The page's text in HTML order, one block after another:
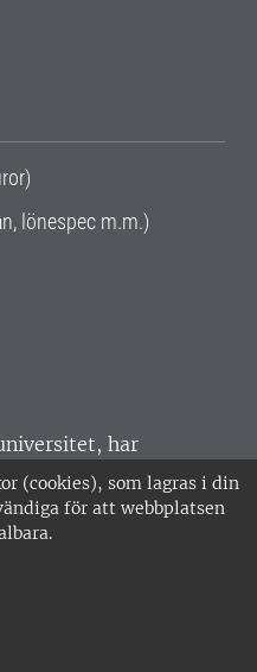
(cookies), som lagras i din
för att webbplatsen
lönespec m.m.)
har
Huvudorter är
SLU är
•
2817 •
av